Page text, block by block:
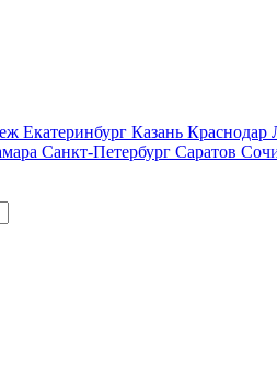
Екатеринбург Казань Краснодар
Санкт-Петербург Саратов